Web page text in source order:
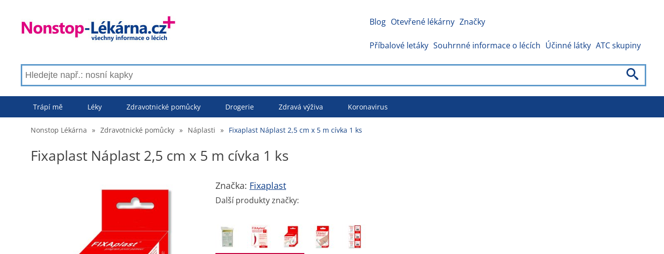
Blog Otevřené lékárny Značky
Příbalové letáky Souhrnné informace o lécích Účinné látky ATC skupiny
Trápí mě Léky Zdravotnické pomůcky Drogerie Zdravá výživa Koronavirus
Nonstop Lékárna » Zdravotnické pomůcky » Náplasti » Fixaplast Náplast 2,5 cm x 5 m cívka 1 ks
Fixaplast Náplast 2,5 cm x 5 m cívka 1 ks
Značka: Fixaplast
Další produkty značky: